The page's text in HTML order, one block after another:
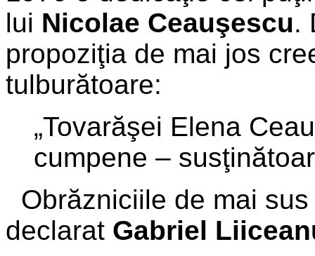
lui Nicolae Ceauşescu.
propoziţia de mai jos
tulburătoare:
„Tovarăşei Elena
cumpene –
Obrăzniciile de mai
declarat Gabriel